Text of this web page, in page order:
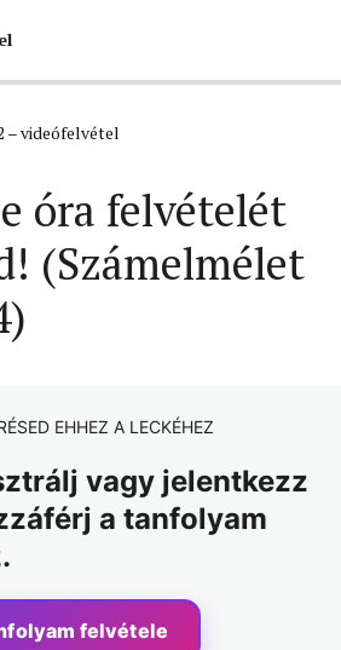
2 –
itt találod! (Számelmélet 2.:
– videófelvétel
óra felvételét
(Számelmélet
EHHEZ A LECKÉHEZ
vagy jelentkezz
a tanfolyam
felvétele